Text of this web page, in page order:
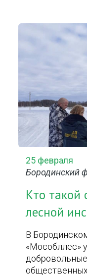
25 февраля
Бородинский
Кто такой
лесной
В
«Мособллес»